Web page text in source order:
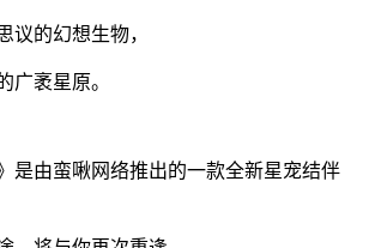
议的幻想生物，
广袤星原。
是由蛮啾网络推出的一款全新星宠结伴